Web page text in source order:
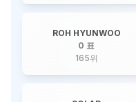
ROH HYUNWOO
0 표
165위